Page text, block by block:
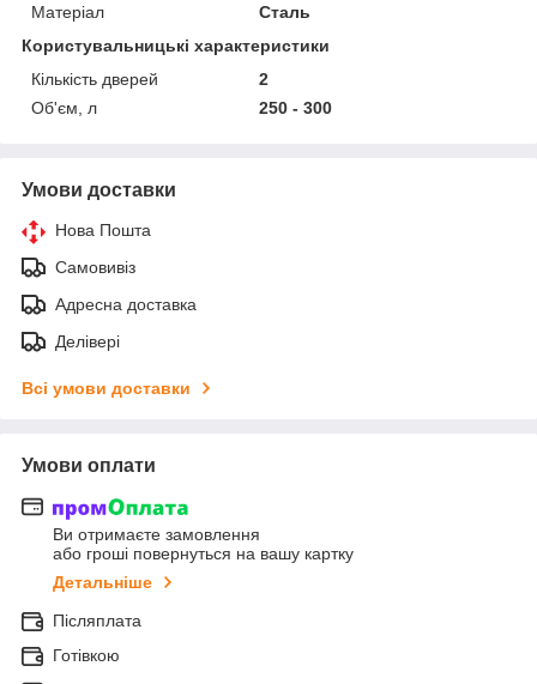
Матеріал
Сталь
Користувальницькі характеристики
Кількість дверей
2
Об'єм, л
250 - 300
Умови доставки
Нова Пошта
Самовивіз
Адресна доставка
Делівері
Всі умови доставки
Умови оплати
Ви отримаєте замовлення
або гроші повернуться на вашу картку
Детальніше
Післяплата
Готівкою